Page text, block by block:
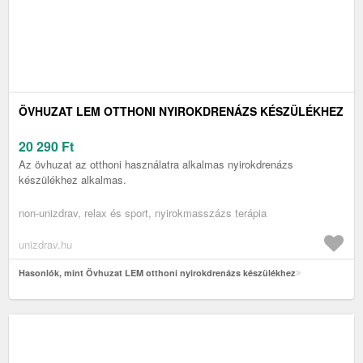
ÖVHUZAT LEM OTTHONI NYIROKDRENÁZS KÉSZÜLÉKHEZ
20 290 Ft
Az övhuzat az otthoni használatra alkalmas nyirokdrenázs
készülékhez alkalmas.
non-unizdrav, relax és sport, nyirokmasszázs terápia
unizdrav.hu
Hasonlók, mint Övhuzat LEM otthoni nyirokdrenázs készülékhez